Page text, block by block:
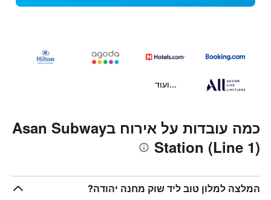
...ועוד
כמה עובדות על אירוח בAsan Subway
Station (Line 1)
המלצה למלון טוב ליד שוק מחנה יהודה?